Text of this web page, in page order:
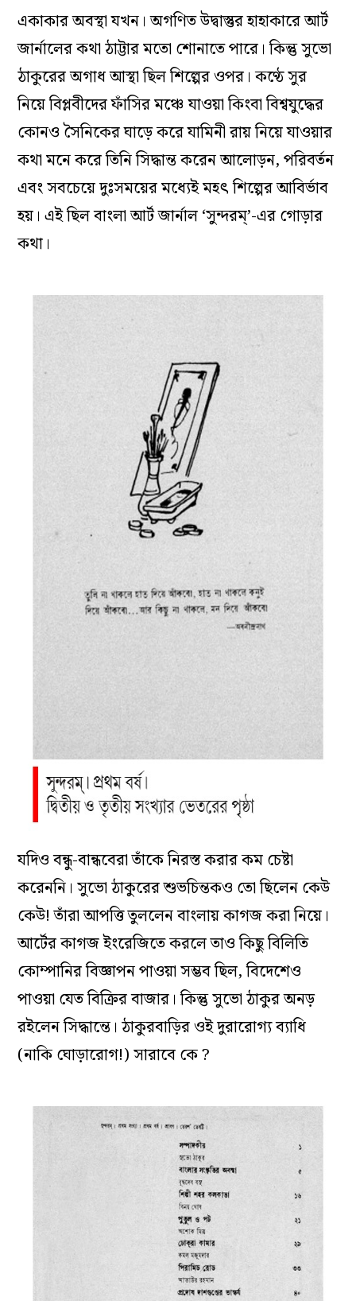
একাকার অবস্থা যখন। অগণিত উদ্বাস্তুর হাহাকারে আর্ট
জার্নালের কথা ঠাট্টার মতো শোনাতে পারে। কিন্তু সুভো
ঠাকুরের অগাধ আস্থা ছিল শিল্পের ওপর। কণ্ঠে সুর
নিয়ে বিপ্লবীদের ফাঁসির মঞ্চে যাওয়া কিংবা বিশ্বযুদ্ধের
কোনও সৈনিকের ঘাড়ে করে যামিনী রায় নিয়ে যাওয়ার
কথা মনে করে তিনি সিদ্ধান্ত করেন আলোড়ন, পরিবর্তন
এবং সবচেয়ে দুঃসময়ের মধ্যেই মহৎ শিল্পের আবির্ভাব
হয়। এই ছিল বাংলা আর্ট জার্নাল ‘সুন্দরম্‌’-এর গোড়ার
কথা।
যদিও বন্ধু-বান্ধবেরা তাঁকে নিরস্ত করার কম চেষ্টা
করেননি। সুভো ঠাকুরের শুভচিন্তকও তো ছিলেন কেউ
কেউ! তাঁরা আপত্তি তুললেন বাংলায় কাগজ করা নিয়ে।
আর্টের কাগজ ইংরেজিতে করলে তাও কিছু বিলিতি
কোম্পানির বিজ্ঞাপন পাওয়া সম্ভব ছিল, বিদেশেও
পাওয়া যেত বিক্রির বাজার। কিন্তু সুভো ঠাকুর অনড়
রইলেন সিদ্ধান্তে। ঠাকুরবাড়ির ওই দুরারোগ্য ব্যাধি
(নাকি ঘোড়ারোগ!) সারাবে কে ?